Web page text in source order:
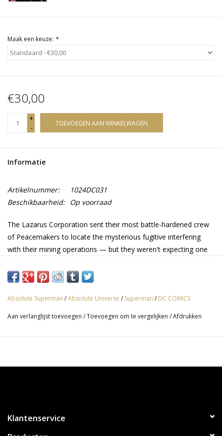
Maak een keuze: *
€30,00
+
-
TOEVOEGEN AAN WINKELWAGEN
Informatie
Artikelnummer:
1024DC031
Beschikbaarheid: Op voorraad
The Lazarus Corporation sent their most battle-hardened crew
of Peacemakers to locate the mysterious fugitive interfering
with their mining operations — but they weren't expecting one
the cuffs onto him!
Absolute Superman /Absolute Universe / Superman / DC COMICS
Aan verlanglijst toevoegen /Toevoegen om te vergelijken /Afdrukken
Klantenservice